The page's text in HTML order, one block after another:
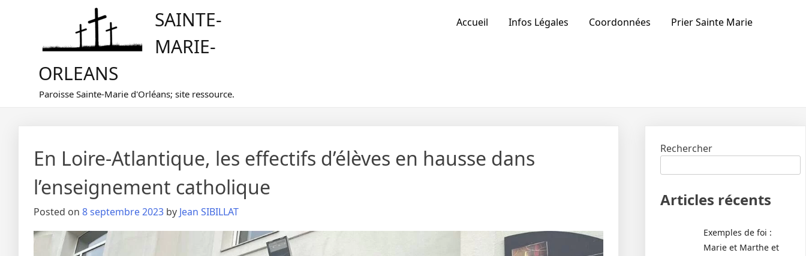
SAINTE-
MARIE-
ORLEANS
Paroisse Sainte-Marie d'Orléans; site ressource.
Accueil Infos Légales Coordonnées Prier Sainte Marie
En Loire-Atlantique, les effectifs d’élèves en hausse dans
l’enseignement catholique
Posted on 8 septembre 2023 by Jean SIBILLAT
Rechercher
Articles récents
Exemples de foi :
Marie et Marthe et